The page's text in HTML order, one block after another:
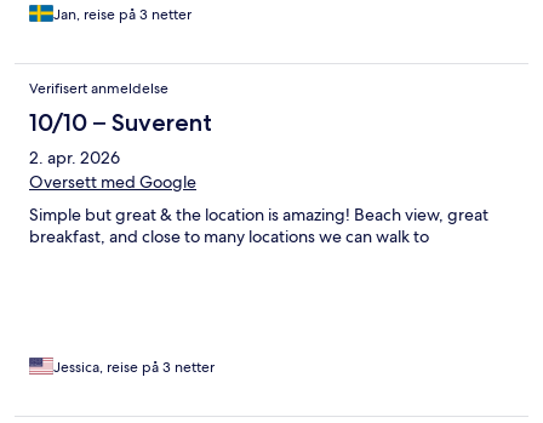
Jan, reise på 3 netter
Verifisert anmeldelse
10/10 – Suverent
2. apr. 2026
Oversett med Google
Simple but great & the location is amazing! Beach view, great
breakfast, and close to many locations we can walk to
Jessica, reise på 3 netter